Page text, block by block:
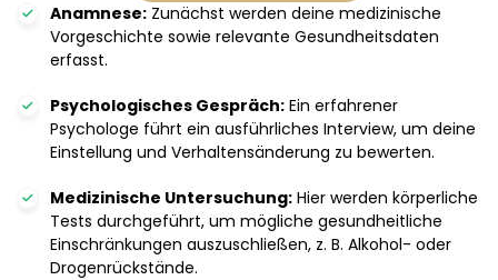
Anamnese: Zunächst werden deine medizinische
Vorgeschichte sowie relevante Gesundheitsdaten
erfasst.
Psychologisches Gespräch: Ein erfahrener
Psychologe führt ein ausführliches Interview, um deine
Einstellung und Verhaltensänderung zu bewerten.
Medizinische Untersuchung: Hier werden körperliche
Tests durchgeführt, um mögliche gesundheitliche
Einschränkungen auszuschließen, z. B. Alkohol- oder
Drogenrückstände.